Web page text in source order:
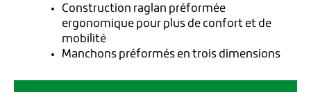
Construction raglan préformée
ergonomique pour plus de confort et de
mobilité
Manchons préformés en trois dimensions